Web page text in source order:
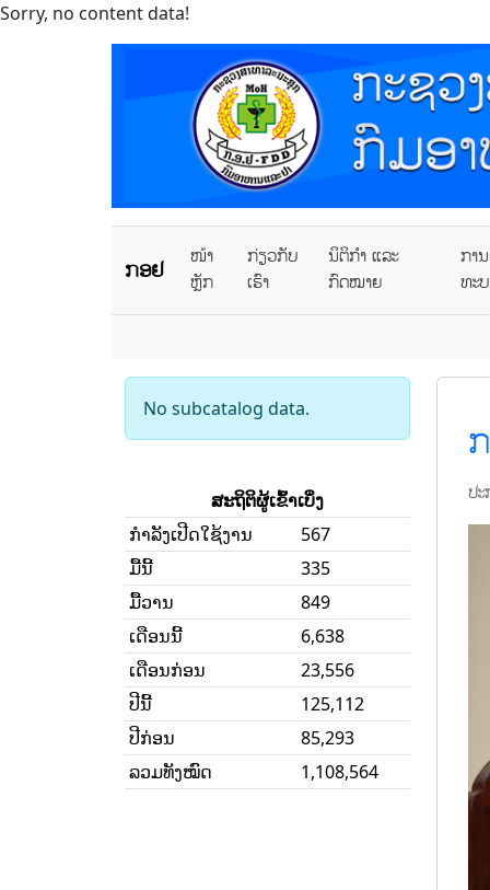
Sorry, no content data!
ກອຢ
ໜ້າ
ຫຼັກ
ກ່ຽວກັບ
ເຮົາ
ນິຕິກໍາ ແລະ
ກົດໝາຍ
ກາ
ທະ
No subcatalog data.
ສະຖິຕິຜູ້ເຂົ້າເບິ່ງ
ກໍາລັງເປີດໃຊ້ງານ
567
ມື້ນີ້
335
ມື້ວານ
849
ເດືອນນີ້
6,638
ເດືອນກ່ອນ
23,556
ປີນີ້
125,112
ປີກ່ອນ
85,293
ລວມທັງໝົດ
1,108,564
ປ